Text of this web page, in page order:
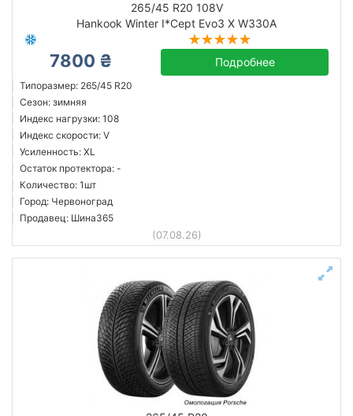
265/45 R20 108V
Hankook Winter I*Cept Evo3 X W330A
7800 ₴ Подробнее
Типоразмер: 265/45 R20
Сезон: зимняя
Индекс нагрузки: 108
Индекс скорости: V
Усиленность: XL
Остаток протектора: -
Количество: 1шт
Город: Червоноград
Продавец: Шина365
(07.08.26)